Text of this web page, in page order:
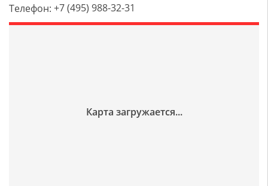
Телефон: +7 (495) 988-32-31